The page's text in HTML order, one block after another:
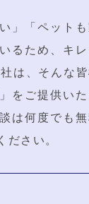
」「ペット
るため、キレ
は、そんな
をご提供いた
は何度でも無
ださい。